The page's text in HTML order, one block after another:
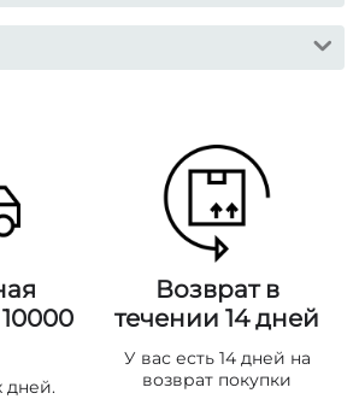
дней.
Возврат в
течении 14 дней
У вас есть 14 дней на
возврат покупки